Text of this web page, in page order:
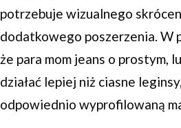
potrzebuje wizualnego
dodatkowego poszerzenia. W
że para mom jeans o prostym,
działać lepiej niż ciasne
odpowiednio wyprofilowaną